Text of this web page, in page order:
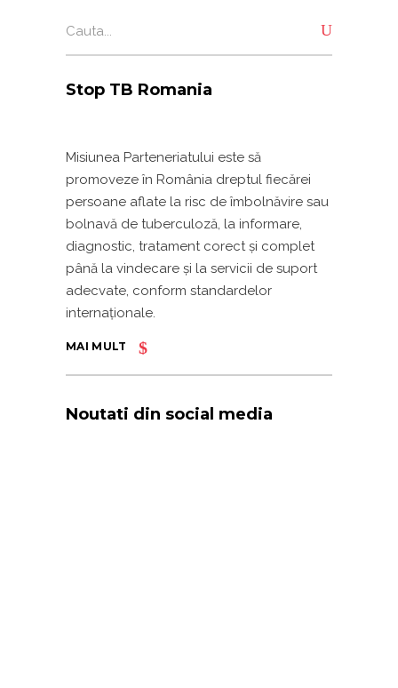
for:
Stop TB Romania
Misiunea Parteneriatului este să
promoveze în România dreptul fiecărei
persoane aflate la risc de îmbolnăvire sau
bolnavă de tuberculoză, la informare,
diagnostic, tratament corect și complet
până la vindecare și la servicii de suport
adecvate, conform standardelor
internaționale.
MAI MULT
Noutati din social media